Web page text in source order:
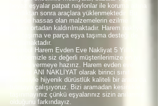
beyaz eşyalar patpat naylonlar ile koruma altına
alındıktan sonra araçlara yüklenmektedir. Bu
sayede hassas olan malzemelerin ezilme
riskleri ortadan kaldırılmaktadır. Harem nakliye,
ofis taşıma ve parça eşya taşıma desteği de
sağlamaktadır.
İstanbul Harem Evden Eve Nakliyat 5 Yıllık
tecrübemizle siz değerli müşterilerimize en iyi
hizmeti vermeye hazırız. Harem evden eve
nakliyat ANI NAKLİYAT olarak birinci sınıf
kalitesiyle hijyenik dürüstlük kaliteli bir arada da
tutmaya çalışıyoruz. Bizi aramadan kesinlikle
taşınmayınız çünkü eşyalarınız sizin anılarınız
olduğunu farkındayız.